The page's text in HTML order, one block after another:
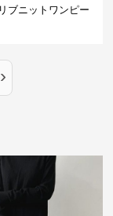
ブニットワンピー
›